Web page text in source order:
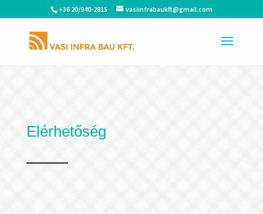
+36 20/940-2815 vasiinfrabaukft@gmail.com
Elérhetőség